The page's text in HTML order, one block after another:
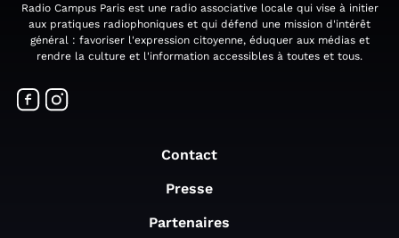
Radio Campus Paris est une radio associative locale qui vise à initier
aux pratiques radiophoniques et qui défend une mission d'intérêt
général : favoriser l'expression citoyenne, éduquer aux médias et
rendre la culture et l'information accessibles à toutes et tous.
Contact
Presse
Partenaires